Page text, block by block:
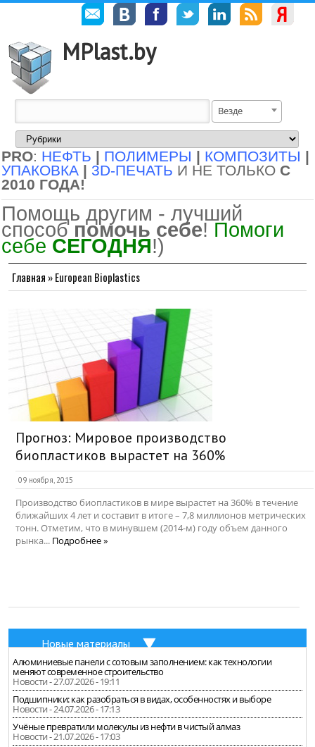
MPlast.by
Везде
PRO: НЕФТЬ | ПОЛИМЕРЫ | КОМПОЗИТЫ |
УПАКОВКА | 3D-ПЕЧАТЬ И НЕ ТОЛЬКО С
2010 ГОДА!
Помощь другим - лучший
способ помочь себе! Помоги
себе СЕГОДНЯ!)
Главная »European Bioplastics
Прогноз: Мировое производство
биопластиков вырастет на 360%
09 ноября, 2015
Производство биопластиков в мире вырастет на 360% в течение
ближайших 4 лет и составит в итоге – 7,8 миллионов метрических
тонн. Отметим, что в минувшем (2014-м) году объем данного
рынка... Подробнее »
Новые материалы
Алюминиевые панели с сотовым заполнением: как технологии
меняют современное строительство
Новости - 27.07.2026 - 19:11
Подшипники: как разобраться в видах, особенностях и выборе
Новости - 24.07.2026 - 17:13
Учёные превратили молекулы из нефти в чистый алмаз
Новости - 21.07.2026 - 17:03